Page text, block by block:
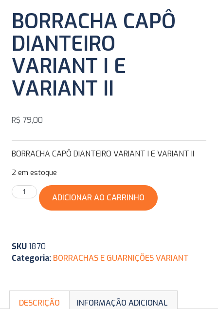
BORRACHA CAPÔ
DIANTEIRO
VARIANT I E
VARIANT II
R$ 79,00
BORRACHA CAPÔ DIANTEIRO VARIANT I E VARIANT II
2 em estoque
ADICIONAR AO CARRINHO
SKU1870
Categoria: BORRACHAS E GUARNIÇÕES VARIANT
DESCRIÇÃO INFORMAÇÃO ADICIONAL